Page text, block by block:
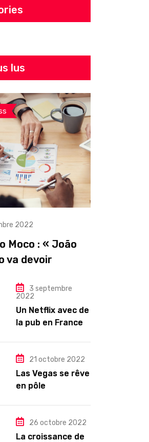
lus
2022
Moco : « João
va devoir
visible »
3 septembre
2022
Un Netflix avec de
la pub en France
pour les abonnés
?
21 octobre 2022
Las Vegas se rêve
en pôle
26 octobre 2022
La croissance de